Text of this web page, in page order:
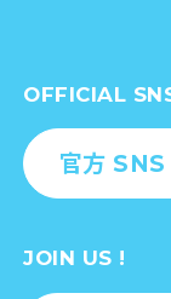
OFFICIAL
官方 SNS
JOIN US !